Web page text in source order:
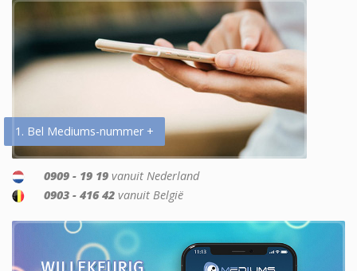
1. Bel Mediums-nummer +
0909 - 19 19 vanuit Nederland
0903 - 416 42 vanuit België